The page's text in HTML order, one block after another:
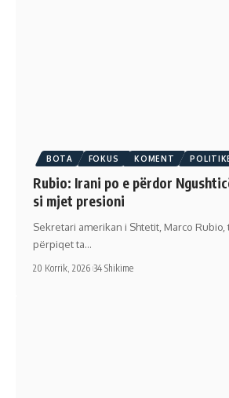
BOTA FOKUS KOMENT
Rubio: Irani po e përdor
si mjet presioni
Sekretari amerikan i Shtetit, Marco Rubio,
përpiqet ta…
20 Korrik, 2026 34 Shikime